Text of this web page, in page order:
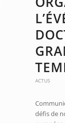
ACTUS
défis de